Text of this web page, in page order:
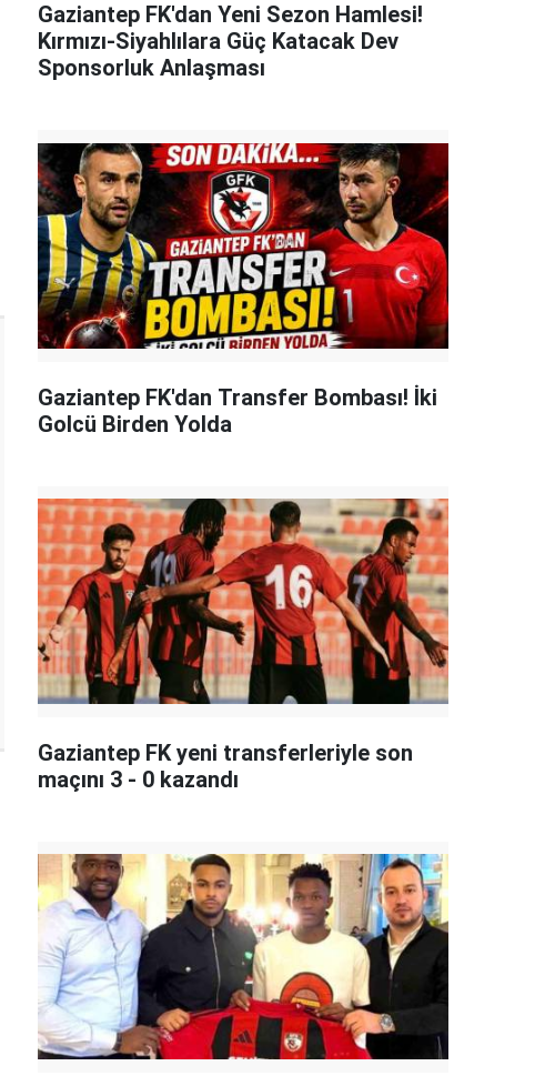
Gaziantep FK'dan Yeni Sezon Hamlesi!
Kırmızı-Siyahlılara Güç Katacak Dev
Sponsorluk Anlaşması
Gaziantep FK'dan Transfer Bombası! İki
Golcü Birden Yolda
Gaziantep FK yeni transferleriyle son
maçını 3 - 0 kazandı